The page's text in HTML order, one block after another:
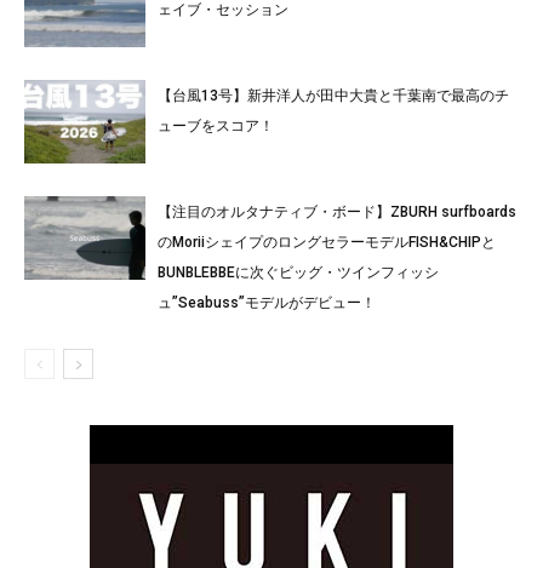
ェイブ・セッション
【台風13号】新井洋人が田中大貴と千葉南で最高のチ
ューブをスコア！
【注目のオルタナティブ・ボード】ZBURH surfboards
のMoriiシェイプのロングセラーモデルFISH&CHIPと
BUNBLEBBEに次ぐビッグ・ツインフィッシ
ュ”Seabuss”モデルがデビュー！